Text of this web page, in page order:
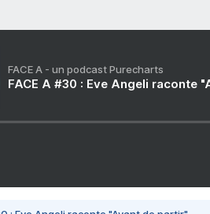
FACE A - un podcast Purecharts
FACE A #30 : Eve Angeli raconte